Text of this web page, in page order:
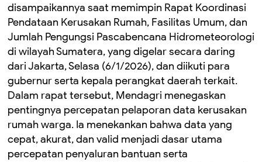
disampaikannya saat memimpin Rapat Koordinasi
Pendataan Kerusakan Rumah, Fasilitas Umum, dan
Jumlah Pengungsi Pascabencana Hidrometeorologi
di wilayah Sumatera, yang digelar secara daring
dari Jakarta, Selasa (6/1/2026), dan diikuti para
gubernur serta kepala perangkat daerah terkait.
Dalam rapat tersebut, Mendagri menegaskan
pentingnya percepatan pelaporan data kerusakan
rumah warga. Ia menekankan bahwa data yang
cepat, akurat, dan valid menjadi dasar utama
percepatan penyaluran bantuan serta